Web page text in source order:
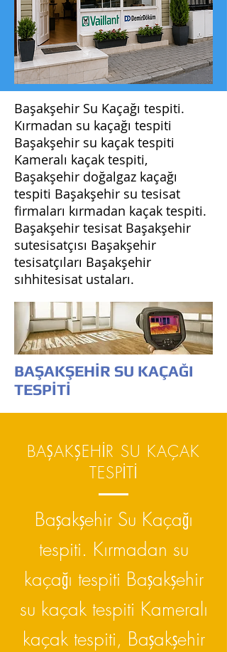
Başakşehir Su Kaçağı tespiti.
Kırmadan su kaçağı tespiti
Başakşehir su kaçak tespiti
Kameralı kaçak tespiti,
Başakşehir doğalgaz kaçağı
tespiti Başakşehir su tesisat
firmaları kırmadan kaçak tespiti.
Başakşehir tesisat Başakşehir
sutesisatçısı Başakşehir
tesisatçıları Başakşehir
sıhhitesisat ustaları.
BAŞAKŞEHİR SU KAÇAĞI
TESPİTİ
BAŞAKŞEHİR SU KAÇAK
TESPİTİ
Başakşehir Su Kaçağı
tespiti. Kırmadan su
kaçağı tespiti Başakşehir
su kaçak tespiti Kameralı
kaçak tespiti, Başakşehir